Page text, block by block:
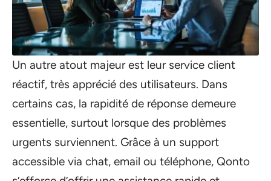
Un autre atout majeur est leur service client
réactif, très apprécié des utilisateurs. Dans
certains cas, la rapidité de réponse demeure
essentielle, surtout lorsque des problèmes
urgents surviennent. Grâce à un support
accessible via chat, email ou téléphone, Qonto